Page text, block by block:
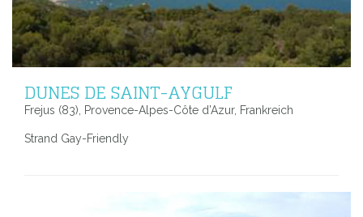
DUNES DE SAINT-AYGULF
Frejus (83), Provence-Alpes-Côte d’Azur, Frankreich
Strand Gay-Friendly